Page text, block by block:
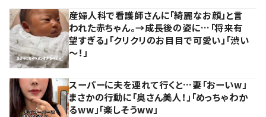
産婦人科で看護師さんに「綺麗なお顔」と言
われた赤ちゃん。→成長後の姿に…「将来有
望すぎる」「クリクリのお目目で可愛い」「渋い
～！」
スーパーに夫を連れて行くと…妻「おーいw」
まさかの行動に「奥さん美人！」「めっちゃわか
るww」「楽しそうww」